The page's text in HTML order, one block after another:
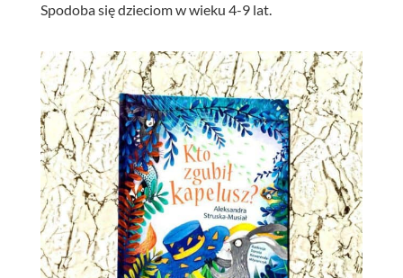
Spodoba się dzieciom w wieku 4-9 lat.